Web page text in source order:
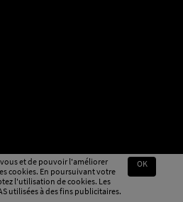
et de pouvoir l'améliorer
cookies. En poursuivant votre
l'utilisation de cookies. Les
utilisées à des fins publicitaires.
OK